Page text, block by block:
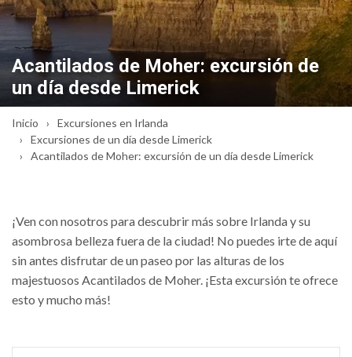
Acantilados de Moher: excursión de
un día desde Limerick
Inicio
Excursiones en Irlanda
Excursiones de un día desde Limerick
Acantilados de Moher: excursión de un día desde Limerick
¡Ven con nosotros para descubrir más sobre Irlanda y su
asombrosa belleza fuera de la ciudad! No puedes irte de aquí
sin antes disfrutar de un paseo por las alturas de los
majestuosos Acantilados de Moher. ¡Esta excursión te ofrece
esto y mucho más!